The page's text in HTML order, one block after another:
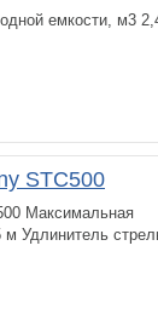
емкости, м3
STC500
Максимальная
м Удлинитель